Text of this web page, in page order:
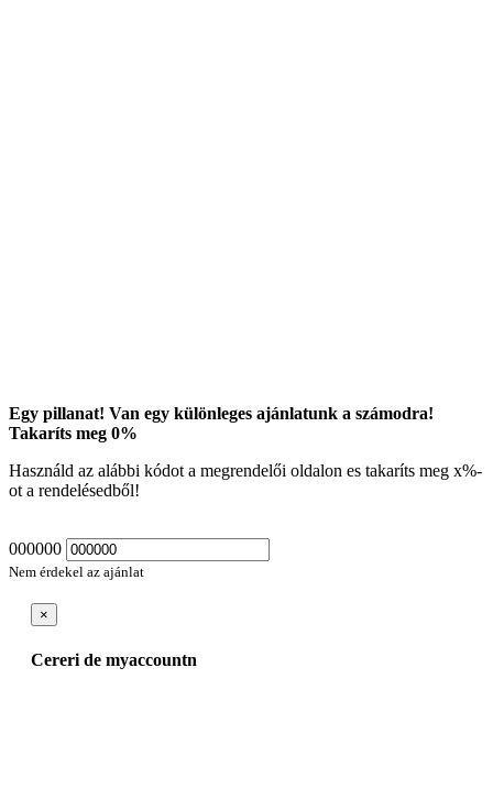
Egy pillanat! Van egy különleges ajánlatunk a számodra!
Takaríts meg 0%
Használd az alábbi kódot a megrendelői oldalon es takaríts meg x%-
ot a rendelésedből!
000000
Nem érdekel az ajánlat
×
Cereri de myaccountn